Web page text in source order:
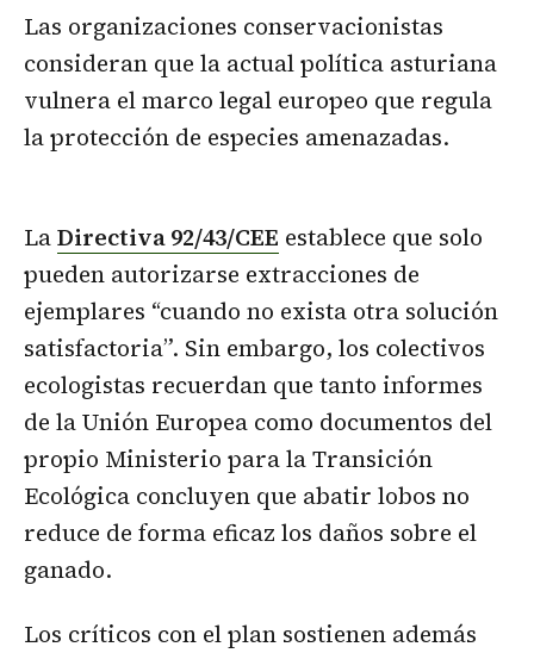
Las organizaciones conservacionistas
consideran que la actual política asturiana
vulnera el marco legal europeo que regula
la protección de especies amenazadas.
LaDirectiva 92/43/CEE establece que solo
pueden autorizarse extracciones de
ejemplares “cuando no exista otra solución
satisfactoria”. Sin embargo, los colectivos
ecologistas recuerdan que tanto informes
de la Unión Europea como documentos del
propio Ministerio para la Transición
Ecológica concluyen que abatir lobos no
reduce de forma eficaz los daños sobre el
ganado.
Los críticos con el plan sostienen además